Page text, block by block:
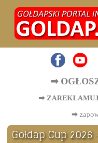
➡
➡
➡
Gołdap Cup